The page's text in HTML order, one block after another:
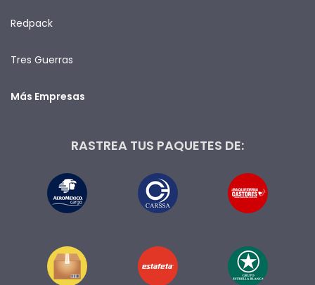
Redpack
Tres Guerras
Más Empresas
RASTREA TUS PAQUETES DE: